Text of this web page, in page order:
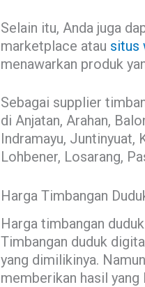
Selain itu, Anda juga
marketplace atau situs
menawarkan produk
Sebagai supplier
di Anjatan, Arahan,
Indramayu, Juntinyuat,
Lohbener, Losarang,
Harga Timbangan
Harga timbangan
Timbangan duduk
yang dimilikinya.
memberikan hasil yang